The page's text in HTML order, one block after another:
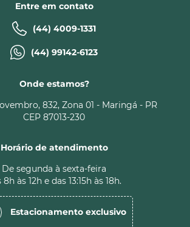
Entre em contato
(44) 4009-1331
(44) 99142-6123
Onde estamos?
832, Zona 01 - Maringá - PR
CEP 87013-230
Horário de atendimento
De segunda à sexta-feira
8h às 12h e das 13:15h às 18h.
Estacionamento exclusivo